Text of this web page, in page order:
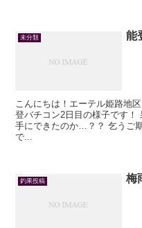
未分類 能
こんにちは！エーテル姫路地
登バチコン2日目の様子です！
手にできたのか…？？ 乞うご
で...
釣果投稿 梅